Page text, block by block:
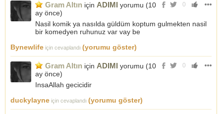
0
Gram Altın için ADIMI yorumu (10
ay önce)
Nasil komik ya nasılda güldüm koptum gulmekten nasil
bir komedyen ruhunuz var vay be
Bynewlife için cevaplandı (yorumu göster)
0
Gram Altın için ADIMI yorumu (10
ay önce)
InsaAllah gecicidir
duckylayne için cevaplandı (yorumu göster)